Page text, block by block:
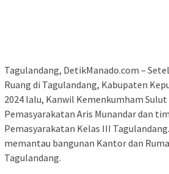
Tagulandang, DetikManado.com –
Ruang di Tagulandang, Kabupaten
2024 lalu, Kanwil Kemenkumham
Pemasyarakatan Aris Munandar dan
Pemasyarakatan Kelas III
memantau bangunan Kantor dan
Tagulandang.